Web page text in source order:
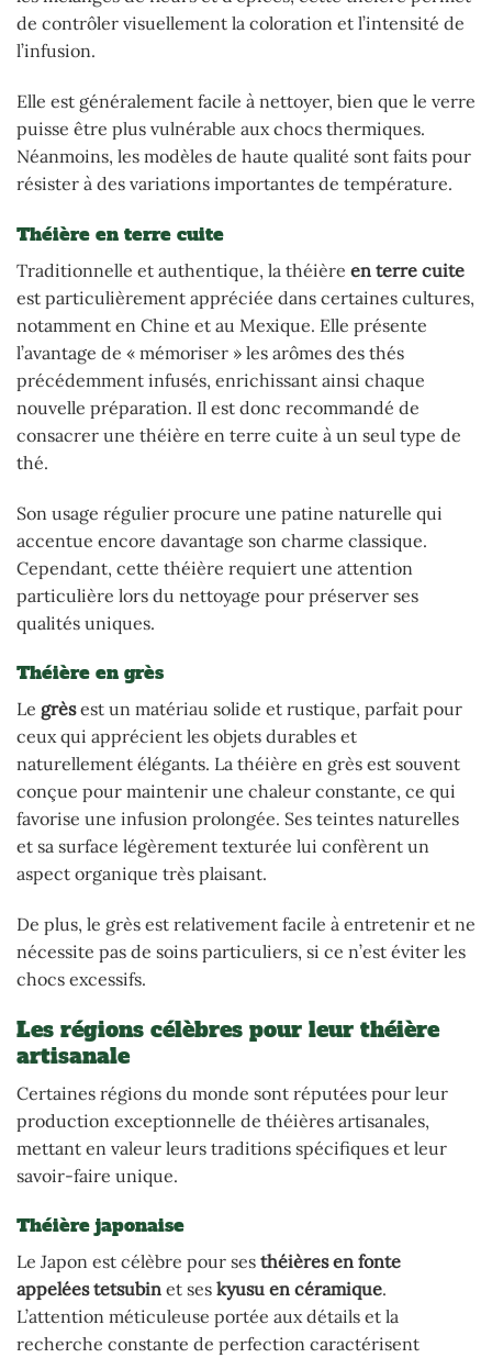
de contrôler visuellement la coloration et l’intensité de
l’infusion.
Elle est généralement facile à nettoyer, bien que le verre
puisse être plus vulnérable aux chocs thermiques.
Néanmoins, les modèles de haute qualité sont faits pour
résister à des variations importantes de température.
Théière en terre cuite
Traditionnelle et authentique, la théière en terre cuite
est particulièrement appréciée dans certaines cultures,
notamment en Chine et au Mexique. Elle présente
l’avantage de « mémoriser » les arômes des thés
précédemment infusés, enrichissant ainsi chaque
nouvelle préparation. Il est donc recommandé de
consacrer une théière en terre cuite à un seul type de
thé.
Son usage régulier procure une patine naturelle qui
accentue encore davantage son charme classique.
Cependant, cette théière requiert une attention
particulière lors du nettoyage pour préserver ses
qualités uniques.
Théière en grès
Le grèsest un matériau solide et rustique, parfait pour
ceux qui apprécient les objets durables et
naturellement élégants. La théière en grès est souvent
conçue pour maintenir une chaleur constante, ce qui
favorise une infusion prolongée. Ses teintes naturelles
et sa surface légèrement texturée lui confèrent un
aspect organique très plaisant.
De plus, le grès est relativement facile à entretenir et ne
nécessite pas de soins particuliers, si ce n’est éviter les
chocs excessifs.
Les régions célèbres pour leur théière
artisanale
Certaines régions du monde sont réputées pour leur
production exceptionnelle de théières artisanales,
mettant en valeur leurs traditions spécifiques et leur
savoir-faire unique.
Théière japonaise
Le Japon est célèbre pour ses théières en fonte
appelées tetsubin et ses kyusu en céramique.
L’attention méticuleuse portée aux détails et la
recherche constante de perfection caractérisent